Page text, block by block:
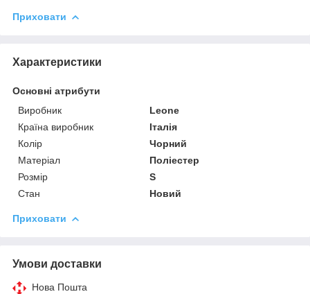
Приховати
Характеристики
Основні атрибути
Виробник
Leone
Країна виробник
Італія
Колір
Чорний
Матеріал
Поліестер
Розмір
S
Стан
Новий
Приховати
Умови доставки
Нова Пошта